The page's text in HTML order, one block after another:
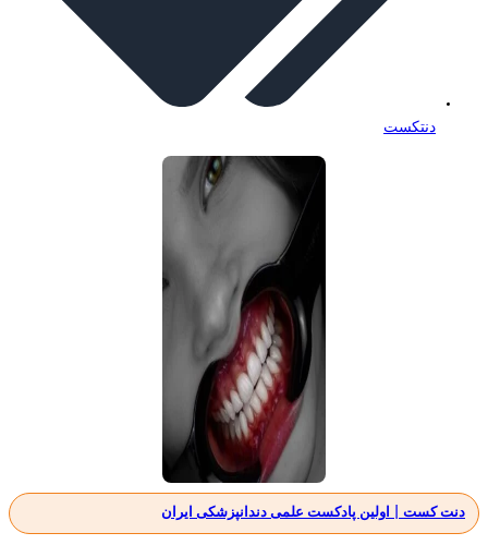
دنتکست
دنت کست | اولین پادکست علمی دندانپزشکی ایران